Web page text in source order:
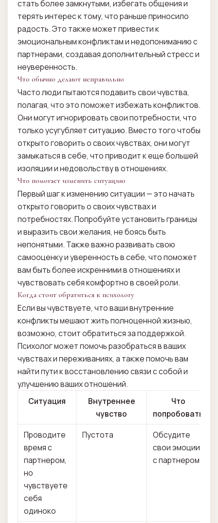
стать более замкнутыми, избегать общения и
терять интерес к тому, что раньше приносило
радость. Это также может привести к
эмоциональным конфликтам и недопониманию с
партнерами, создавая дополнительный стресс и
неуверенность.
Что обычно делают неправильно
Часто люди пытаются подавить свои чувства,
полагая, что это поможет избежать конфликтов.
Они могут игнорировать свои потребности, что
только усугубляет ситуацию. Вместо того чтобы
открыто говорить о своих чувствах, они могут
замыкаться в себе, что приводит к еще большей
изоляции и недовольству в отношениях.
Что помогает изменить ситуацию
Первый шаг к изменению ситуации — это начать
открыто говорить о своих чувствах и
потребностях. Попробуйте установить границы
и выразить свои желания, не боясь быть
непонятыми. Также важно развивать свою
самооценку и уверенность в себе, что поможет
вам быть более искренними в отношениях и
чувствовать себя комфортно в своей роли.
Когда стоит обратиться к психологу
Если вы чувствуете, что ваши внутренние
конфликты мешают жить полноценной жизнью,
возможно, стоит обратиться за поддержкой.
Психолог может помочь разобраться в ваших
чувствах и переживаниях, а также помочь вам
найти пути к восстановлению связи с собой и
улучшению ваших отношений.
Ситуация
Внутреннее
чувство
Что
попробовать
Проводите
время с
партнером,
но
чувствуете
себя
одиноко
Пустота
Обсудите
свои эмоции
с партнером